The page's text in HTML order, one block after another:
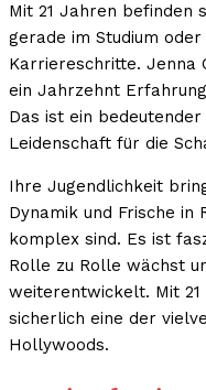
Mit 21 Jahren befinden
gerade im Studium
Karriereschritte. Jenna
ein Jahrzehnt
Das ist ein
Leidenschaft für die
Ihre Jugendlichkeit
Dynamik und Frische in
komplex sind. Es ist
Rolle zu Rolle wächst
weiterentwickelt. Mit
sicherlich eine der
Hollywoods.